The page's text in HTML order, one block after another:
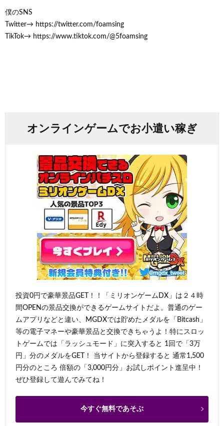
僕のSNS
Twitter→ https://twitter.com/foamsing
TikTok→ https://www.tiktok.com/@5foamsing
オンラインゲームでお小遣い稼ぎ
投資0円で豪華景品GET！！「ミリオンゲームDX」は２４時
間OPENの景品交換ができるゲームサイトだよ。普通のゲー
ムアプリなどと違い、MGDXでは貯めたメダルを「Bitcash」
等の電子マネーや豪華景品と交換できちゃうよ！特にスロッ
トゲームでは「ラッシュモード」に突入すると 1回で「3万
円」分のメダルをGET！ 当サイトから登録すると 通常1,500
円分のところ 倍額の「3,000円分」お試しポイント進呈中！
ぜひ登録して遊んでみてね！
今すぐ無料であそぶ